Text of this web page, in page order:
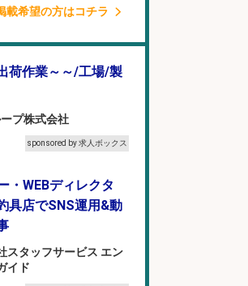
載希望の方はコチラ
荷作業～～/工場/製
プ株式会社
sponsored by 求人ボックス
・WEBディレクタ
具店でSNS運用&動
スタッフサービス エン
イド